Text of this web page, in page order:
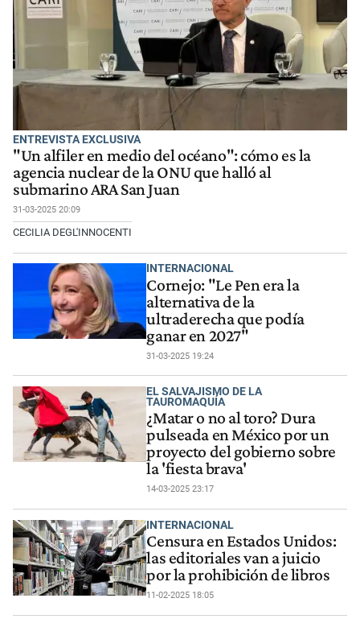
ENTREVISTA EXCLUSIVA
"Un alfiler en medio del océano": cómo es la
agencia nuclear de la ONU que halló al
submarino ARA San Juan
31-03-2025 20:09
CECILIA DEGL'INNOCENTI
INTERNACIONAL
Cornejo: "Le Pen era la
alternativa de la
ultraderecha que podía
ganar en 2027"
31-03-2025 19:24
EL SALVAJISMO DE LA
TAUROMAQUÍA
¿Matar o no al toro? Dura
pulseada en México por un
proyecto del gobierno sobre
la 'fiesta brava'
14-03-2025 23:17
INTERNACIONAL
Censura en Estados Unidos:
las editoriales van a juicio
por la prohibición de libros
11-02-2025 18:05